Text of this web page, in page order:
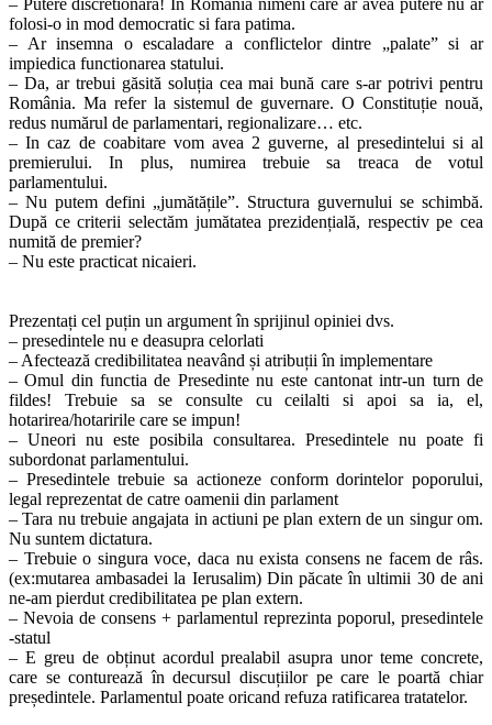
– Putere discretionara! In Romania nimeni care ar avea putere nu ar
folosi-o in mod democratic si fara patima.
– Ar insemna o escaladare a conflictelor dintre „palate” si ar
impiedica functionarea statului.
– Da, ar trebui găsită soluția cea mai bună care s-ar potrivi pentru
România. Ma refer la sistemul de guvernare. O Constituție nouă,
redus numărul de parlamentari, regionalizare… etc.
– In caz de coabitare vom avea 2 guverne, al presedintelui si al
premierului. In plus, numirea trebuie sa treaca de votul
parlamentului.
– Nu putem defini „jumătățile”. Structura guvernului se schimbă.
După ce criterii selectăm jumătatea prezidențială, respectiv pe cea
numită de premier?
– Nu este practicat nicaieri.
Prezentați cel puțin un argument în sprijinul opiniei dvs.
– presedintele nu e deasupra celorlati
– Afectează credibilitatea neavând și atribuții în implementare
– Omul din functia de Presedinte nu este cantonat intr-un turn de
fildes! Trebuie sa se consulte cu ceilalti si apoi sa ia, el,
hotarirea/hotaririle care se impun!
– Uneori nu este posibila consultarea. Presedintele nu poate fi
subordonat parlamentului.
– Presedintele trebuie sa actioneze conform dorintelor poporului,
legal reprezentat de catre oamenii din parlament
– Tara nu trebuie angajata in actiuni pe plan extern de un singur om.
Nu suntem dictatura.
– Trebuie o singura voce, daca nu exista consens ne facem de râs.
(ex:mutarea ambasadei la Ierusalim) Din păcate în ultimii 30 de ani
ne-am pierdut credibilitatea pe plan extern.
– Nevoia de consens + parlamentul reprezinta poporul, presedintele
-statul
– E greu de obținut acordul prealabil asupra unor teme concrete,
care se conturează în decursul discuțiilor pe care le poartă chiar
președintele. Parlamentul poate oricand refuza ratificarea tratatelor.